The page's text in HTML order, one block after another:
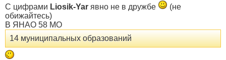
С цифрами Liosik-Yar явно не в дружбе
(не
обижайтесь)
В ЯНАО 58 МО
14 муниципальных образований